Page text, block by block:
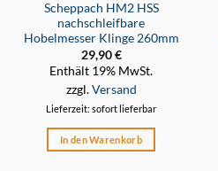
Scheppach HM2 HSS
nachschleifbare
Hobelmesser Klinge 260mm
29,90€
Enthält 19% MwSt.
zzgl.Versand
Lieferzeit: sofort lieferbar
In den Warenkorb